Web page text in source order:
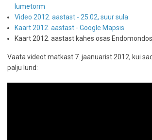
lumetorm
Video 2012. aastast - 25.02, suur sula
Kaart 2012. aastast - Google Mapsis
Kaart 2012. aastast kahes osas Endomondos
Vaata videot matkast 7. jaanuarist 2012, kui
palju lund: